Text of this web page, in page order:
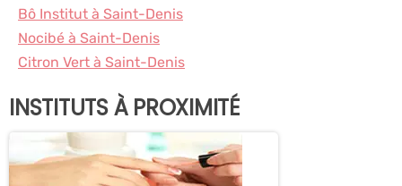
Bô Institut à Saint-Denis
Nocibé à Saint-Denis
Citron Vert à Saint-Denis
INSTITUTS À PROXIMITÉ